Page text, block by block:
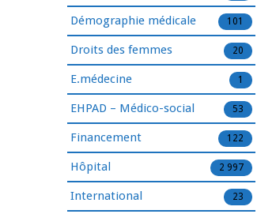
Démographie médicale 101
Droits des femmes 20
E.médecine 1
EHPAD – Médico-social 53
Financement 122
Hôpital 2 997
International 23